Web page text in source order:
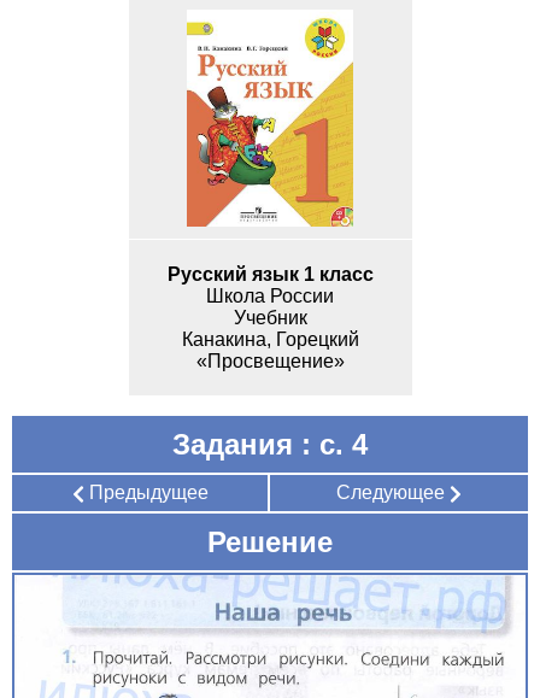
Русский язык 1 класс
Школа России
Учебник
Канакина, Горецкий
«Просвещение»
Задания : с. 4
Предыдущее Следующее
Решение